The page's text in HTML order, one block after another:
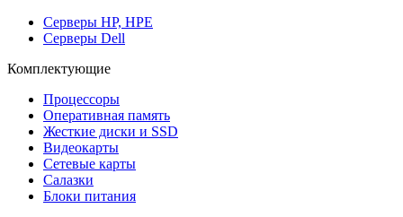
Серверы HP, HPE
Серверы Dell
Комплектующие
Процессоры
Оперативная память
Жесткие диски и SSD
Видеокарты
Сетевые карты
Салазки
Блоки питания